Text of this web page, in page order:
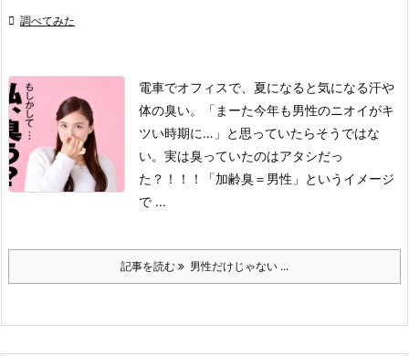
 調べてみた
電車でオフィスで、夏になると気になる汗や
体の臭い。
「まーた今年も男性のニオイがキ
ツい時期に…」と思っていたらそうではな
い。 実は臭っていたのはアタシだっ
た？！！！
「加齢臭＝男性」というイメージ
で ...
記事を読む 男性だけじゃない ...